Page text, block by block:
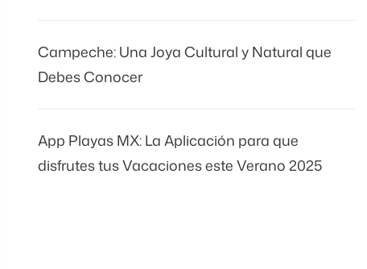
Campeche: Una Joya Cultural y Natural que
Debes Conocer
App Playas MX: La Aplicación para que
disfrutes tus Vacaciones este Verano 2025